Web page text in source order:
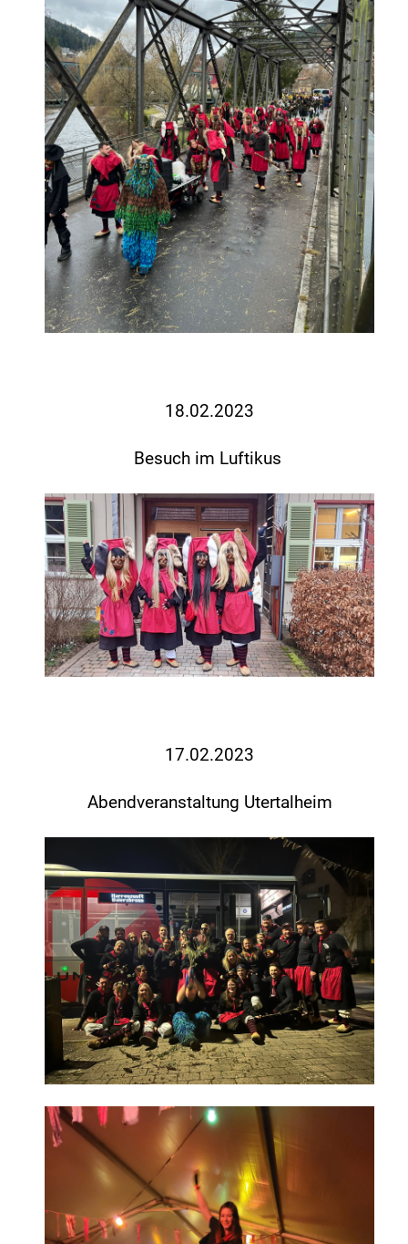
18.02.2023
Besuch im Luftikus
17.02.2023
Abendveranstaltung Utertalheim